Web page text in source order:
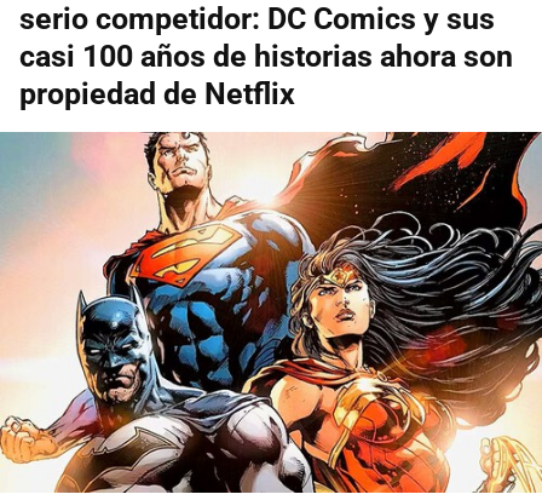
serio competidor: DC Comics y sus
casi 100 años de historias ahora son
propiedad de Netflix